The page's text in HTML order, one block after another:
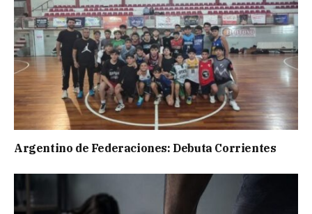
Argentino de Federaciones: Debuta Corrientes